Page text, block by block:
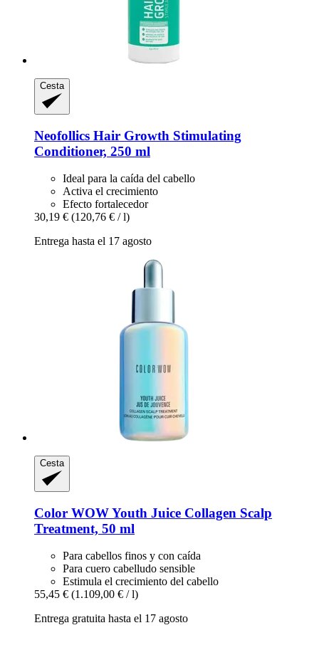
Cesta
Neofollics Hair Growth Stimulating
Conditioner, 250 ml
Ideal para la caída del cabello
Activa el crecimiento
Efecto fortalecedor
30,19 € (120,76 € / l)
Entrega hasta el 17 agosto
Cesta
Color WOWYouth Juice Collagen Scalp
Treatment, 50 ml
Para cabellos finos y con caída
Para cuero cabelludo sensible
Estimula el crecimiento del cabello
55,45 € (1.109,00 € / l)
Entrega gratuita hasta el 17 agosto